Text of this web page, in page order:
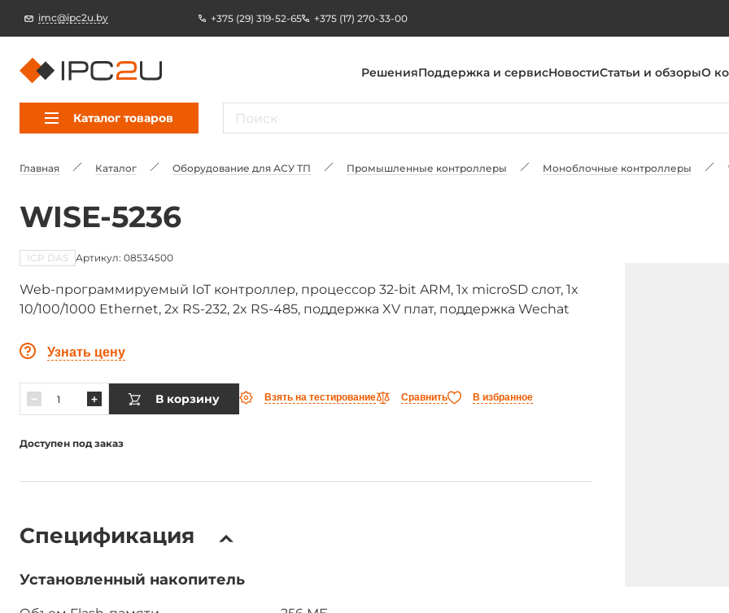
imc@ipc2u.by +375 (29) 319-52-65 +375 (17) 270-33-00
РешенияПоддержка и сервисНовостиСтатьи и обзорыО
Каталог товаров
Главная Каталог Оборудование для АСУ ТП Промышленные контроллеры Моноблочные контроллеры
WISE-5236
ICP DAS Артикул: 08534500
Web-программируемый IoT контроллер, процессор 32-bit ARM, 1x microSD слот, 1x
10/100/1000 Ethernet, 2x RS-232, 2x RS-485, поддержка XV плат, поддержка Wechat
Узнать цену
В корзину Взять на тестирование Сравнить В избранное
Доступен под заказ
Спецификация
Установленный накопитель